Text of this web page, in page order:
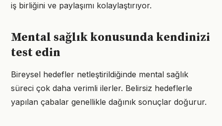
iş birliğini ve paylaşımı kolaylaştırıyor.
Mental sağlık konusunda kendinizi
test edin
Bireysel hedefler netleştirildiğinde mental sağlık
süreci çok daha verimli ilerler. Belirsiz hedeflerle
yapılan çabalar genellikle dağınık sonuçlar doğurur.